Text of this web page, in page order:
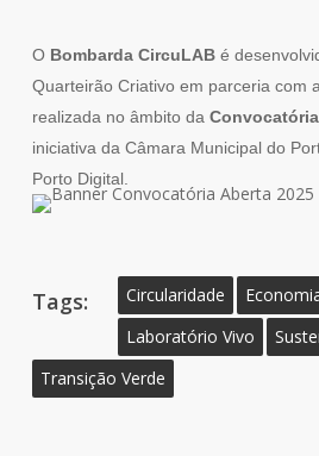
O Bombarda CircuLABé
Quarteirão Criativo em parceria com
realizada no âmbito da
iniciativa da Câmara Municipal do
Porto Digital.
Tags: Circularidade
Laboratório Vivo
Transição Verde